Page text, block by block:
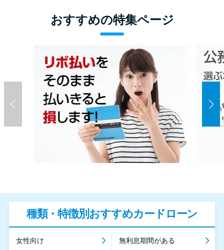
おすすめの特集ページ
種類・特徴別おすすめカードローン
女性向け 無利息期間がある